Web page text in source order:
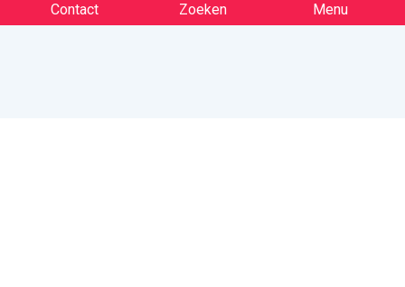
Contact Zoeken Menu